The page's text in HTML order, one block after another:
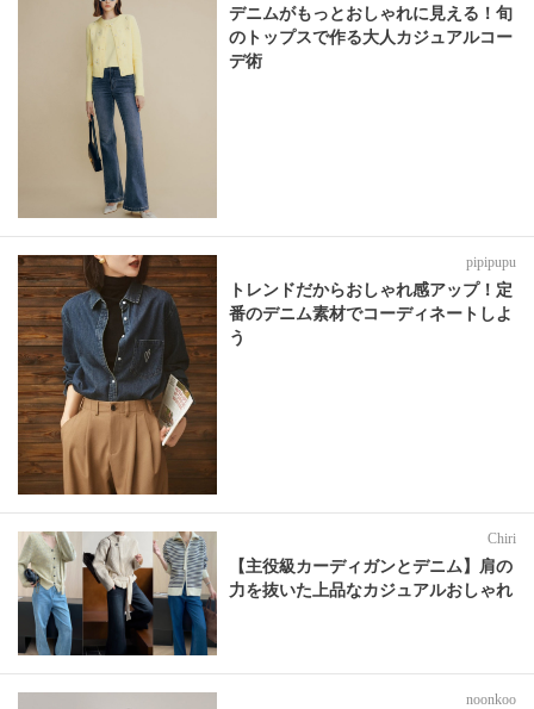
デニムがもっとおしゃれに見える！旬
のトップスで作る大人カジュアルコー
デ術
pipipupu
トレンドだからおしゃれ感アップ！定
番のデニム素材でコーディネートしよ
う
Chiri
【主役級カーディガンとデニム】肩の
力を抜いた上品なカジュアルおしゃれ
noonkoo